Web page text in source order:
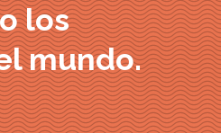
los
mundo.